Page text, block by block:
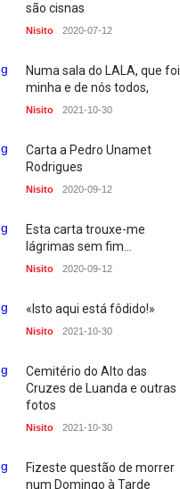
E o Penim foi à guerra
Quando não há palavras,
precisamos de palavras
A Importância do Protocolo
no acto de comunicar
Escolinha dos Media 2021-11-06
Mercado D. Pedro V
Volta ao Globo em
Fotos 2025-11-15
são cisnas
Nisito 2020-07-12
Numa sala do LALA, que foi
minha e de nós todos,
Nisito 2021-10-30
Carta a Pedro Unamet
Rodrigues
Nisito 2020-09-12
Esta carta trouxe-me
lágrimas sem fim...
Nisito 2020-09-12
«Isto aqui está fôdido!»
Nisito 2021-10-30
Cemitério do Alto das
Cruzes de Luanda e outras
fotos
Nisito 2021-10-30
Fizeste questão de morrer
num Domingo à Tarde